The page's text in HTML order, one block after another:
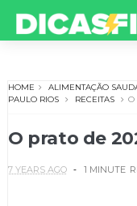
HOME ALIMENTAÇÃO
PAULO RIOS
RECEITAS O
O prato de
7 YEARS AGO 1 MINUTE